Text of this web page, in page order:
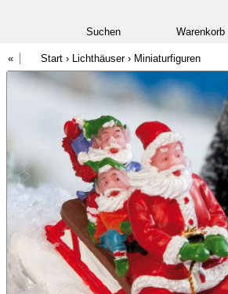
Suchen Warenkorb
Start › Lichthäuser› Miniaturfiguren